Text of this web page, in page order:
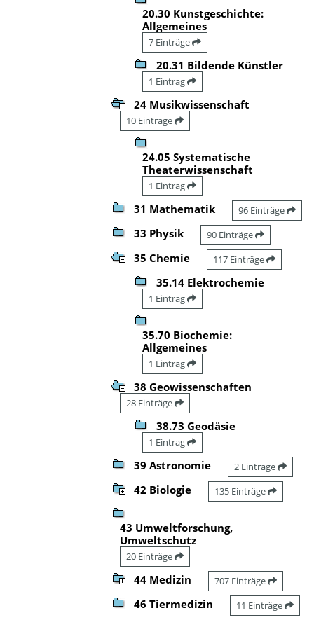
20.30 Kunstgeschichte:
Allgemeines
7 Einträge
20.31 Bildende Künstler
1 Eintrag
24 Musikwissenschaft
10 Einträge
24.05 Systematische
Theaterwissenschaft
1 Eintrag
31 Mathematik 96 Einträge
33 Physik 90 Einträge
35 Chemie 117 Einträge
35.14 Elektrochemie
1 Eintrag
35.70 Biochemie:
Allgemeines
1 Eintrag
38 Geowissenschaften
28 Einträge
38.73 Geodäsie
1 Eintrag
39 Astronomie 2 Einträge
42 Biologie 135 Einträge
43 Umweltforschung,
Umweltschutz
20 Einträge
44 Medizin 707 Einträge
46 Tiermedizin 11 Einträge